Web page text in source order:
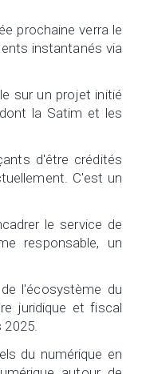
prochaine verra le
instantanés via
sur un projet initié
la Satim et les
d'être crédités
C'est un
le service de
responsable, un
l'écosystème du
juridique et fiscal
du numérique en